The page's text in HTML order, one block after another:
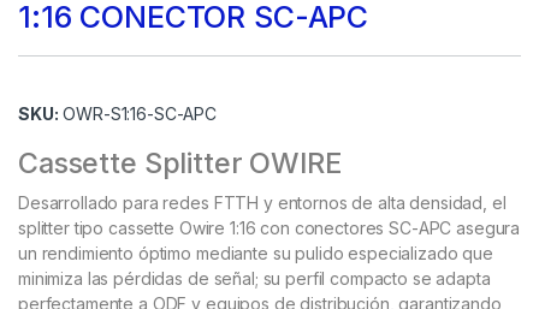
1:16 CONECTOR SC-APC
SKU: OWR-S1:16-SC-APC
Cassette Splitter OWIRE
Desarrollado para redes FTTH y entornos de alta densidad, el
splitter tipo cassette Owire 1:16 con conectores SC-APC asegura
un rendimiento óptimo mediante su pulido especializado que
minimiza las pérdidas de señal; su perfil compacto se adapta
perfectamente a ODF y equipos de distribución, garantizando